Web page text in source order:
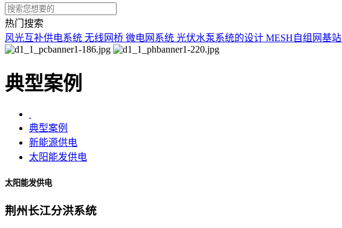
热门搜索
风光互补供电系统 无线网桥 微电网系统 光伏水泵系统的设计 MESH自组网基站
典型案例
典型案例
新能源供电
太阳能发供电
太阳能发供电
荆州长江分洪系统